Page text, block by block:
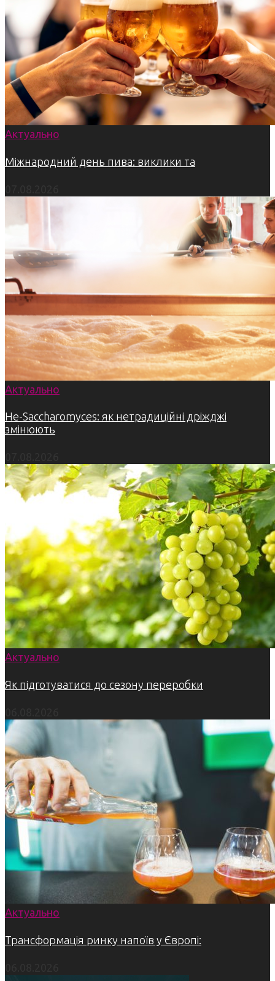
Актуально
Міжнародний день пива: виклики та
Актуально
Не-Saccharomyces: як нетрадиційні дріжджі
змінюють
Актуально
Як підготуватися до сезону переробки
Актуально
Трансформація ринку напоїв у Європі: